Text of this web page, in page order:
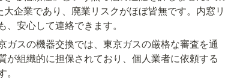
企業であり、廃業リスクがほぼ皆無です。内窓リ
安心して連絡できます。
スの機器交換では、東京ガスの厳格な審査を通
組織的に担保されており、個人業者に依頼する